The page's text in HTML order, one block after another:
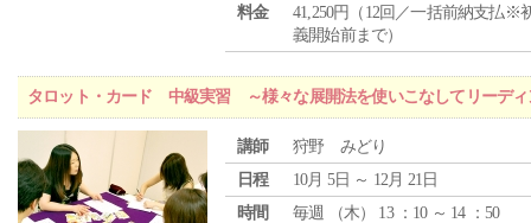
料金
41,250円（12回／一括前納支払※
義開始前まで）
タロット・カード 中級実習 ～様々な展開法を使いこなしてリーディ
講師
狩野 みどり
日程
10月 5日 ～ 12月 21日
時間
毎週 （木） 13 ：10 ～ 14 ：50